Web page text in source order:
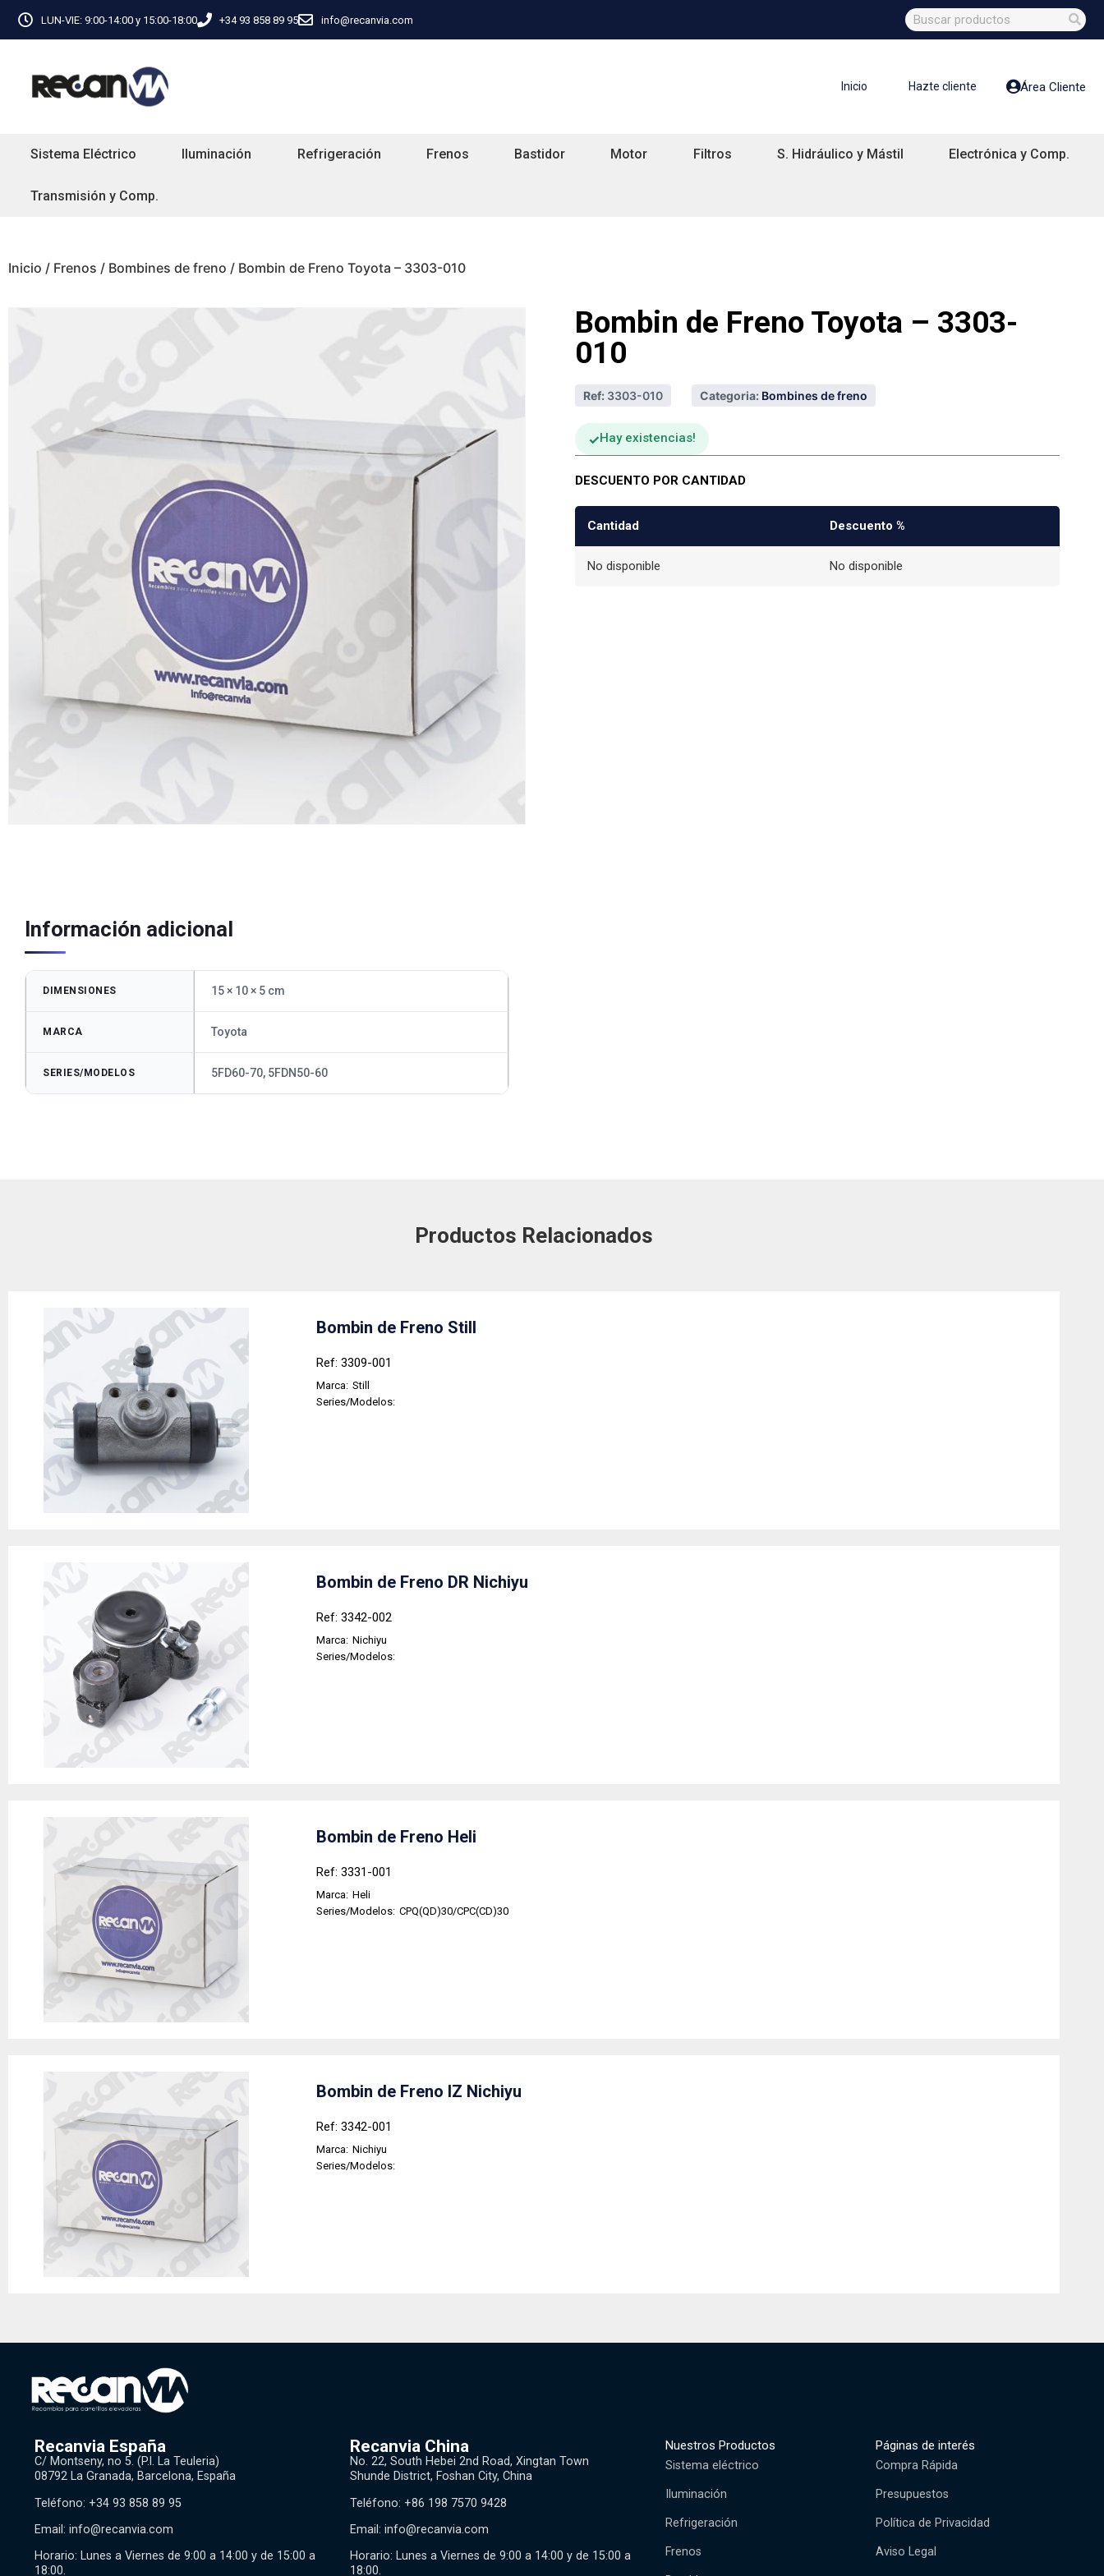
LUN-VIE: 9:00-14:00 y 15:00-18:00 +34 93 858 89 95 info@recanvia.com
Inicio Hazte cliente Área Cliente
Sistema Eléctrico Iluminación Refrigeración Frenos Bastidor Motor Filtros S. Hidráulico y Mástil Electrónica y Comp.
Transmisión y Comp.
Inicio / Frenos / Bombines de freno / Bombin de Freno Toyota – 3303-010
Bombin de Freno Toyota – 3303-
010
Ref: 3303-010 Categoria: Bombines de freno
Hay existencias
DESCUENTO POR CANTIDAD
Cantidad Descuento %
No disponible No disponible
Información adicional
DIMENSIONES 15 × 10 × 5 cm
MARCA Toyota
SERIES/MODELOS 5FD60-70, 5FDN50-60
Productos Relacionados
Bombin de Freno Still
Ref: 3309-001
Marca: Still
Series/Modelos:
Bombin de Freno DR Nichiyu
Ref: 3342-002
Marca: Nichiyu
Series/Modelos:
Bombin de Freno Heli
Ref: 3331-001
Marca: Heli
Series/Modelos: CPQ(QD)30/CPC(CD)30
Bombin de Freno IZ Nichiyu
Ref: 3342-001
Marca: Nichiyu
Series/Modelos:
Recanvia España
C/ Montseny, no 5. (P.l. La Teuleria)
08792 La Granada, Barcelona, España
Teléfono: +34 93 858 89 95
Email: info@recanvia.com
Horario: Lunes a Viernes de 9:00 a 14:00 y de 15:00 a
18:00.
Recanvia China
No. 22, South Hebei 2nd Road, Xingtan Town
Shunde District, Foshan City, China
Teléfono: +86 198 7570 9428
Email: info@recanvia.com
Horario: Lunes a Viernes de 9:00 a 14:00 y de 15:00 a
18:00.
Nuestros Productos
Sistema eléctrico
Iluminación
Refrigeración
Frenos
Páginas de interés
Compra Rápida
Presupuestos
Política de Privacidad
Aviso Legal